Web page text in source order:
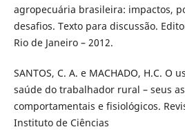
agropecuária brasileira: impactos,
desafios. Texto para discussão.
Rio de Janeiro – 2012.
SANTOS, C. A. e MACHADO, H.C. O
saúde do trabalhador rural – seus
comportamentais e fisiológicos.
Instituto de Ciências